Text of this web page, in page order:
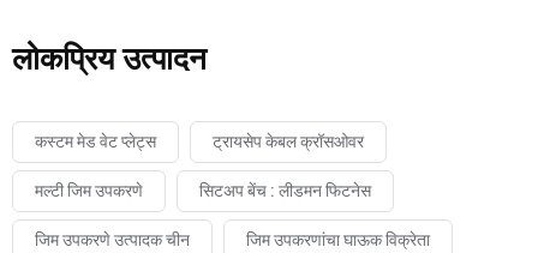
लोकप्रिय उत्पादन
कस्टम मेड वेट प्लेट्स ट्रायसेप केबल क्रॉसओवर
मल्टी जिम उपकरणे सिटअप बेंच : लीडमन फिटनेस
जिम उपकरणे उत्पादक चीन जिम उपकरणांचा घाऊक विक्रेता